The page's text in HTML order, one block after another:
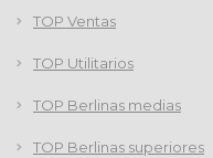
TOP Ventas
TOP Utilitarios
TOP Berlinas medias
TOP Berlinas superiores